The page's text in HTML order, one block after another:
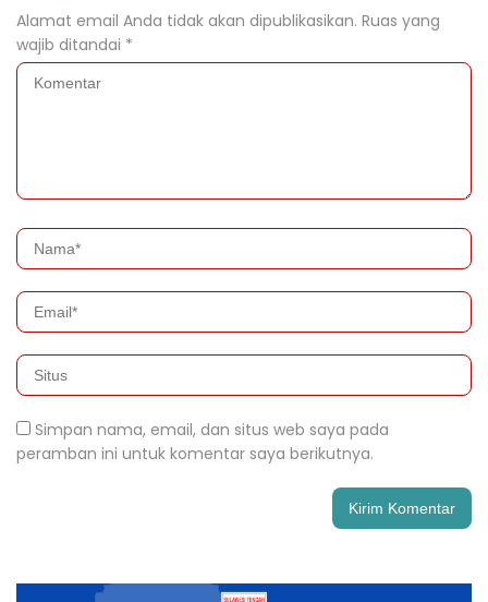
Alamat email Anda tidak akan dipublikasikan. Ruas yang
wajib ditandai *
Simpan nama, email, dan situs web saya pada
peramban ini untuk komentar saya berikutnya.